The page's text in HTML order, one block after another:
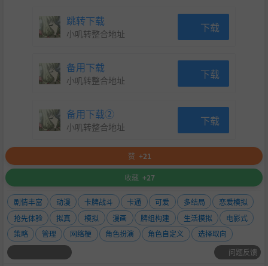
成年人的世界没有“简单”二字，毕业后数年的职场生
活，有可能成为决定你一生命运的关键。你是否能在这
有限的时间里实现自我，走上人生的巅峰呢？
AI 生成内容披露
开发者对其游戏如何使用 AI 生成内容的描述如下：
跳转下载
小叽转整合地址 下载
备用下载
小叽转整合地址 下载
备用下载②
小叽转整合地址 下载
赞 +21
收藏 +27
剧情丰富 动漫 卡牌战斗 卡通 可爱 多结局
恋爱模拟
抢先体验
拟真 模拟 漫画 牌组构建 生活模拟
电影式
策略
管理 网络梗 角色扮演 角色自定义
选择取向
问题反馈